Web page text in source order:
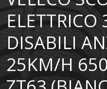
MISURE GOMME
BLOG
SHOP
ELETTRICO
DISABILI
25KM/H